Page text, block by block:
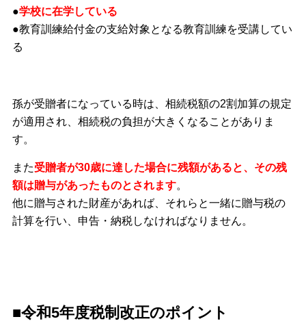
●学校に在学している
●教育訓練給付金の支給対象となる教育訓練を受講してい
る
孫が受贈者になっている時は、相続税額の2割加算の規定
が適用され、相続税の負担が大きくなることがありま
す。
また受贈者が30歳に達した場合に残額があると、その残
額は贈与があったものとされます。
他に贈与された財産があれば、それらと一緒に贈与税の
計算を行い、申告・納税しなければなりません。
■令和5年度税制改正のポイント